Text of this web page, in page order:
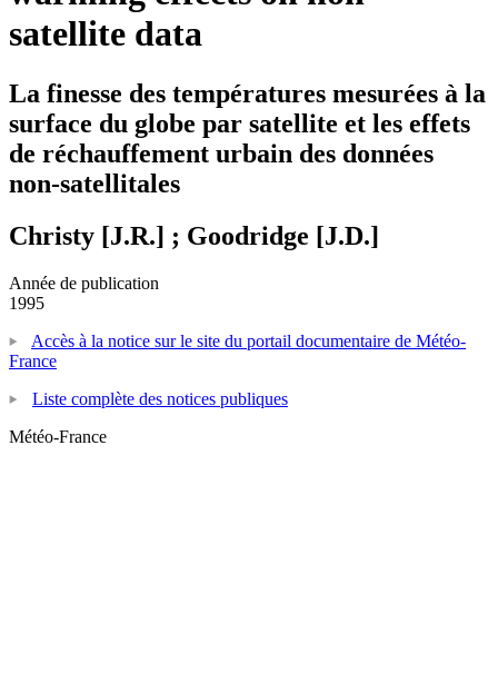
satellite data
La finesse des températures mesurées à la
surface du globe par satellite et les effets
de réchauffement urbain des données
non-satellitales
Christy [J.R.] ; Goodridge [J.D.]
Année de publication
1995
Accès à la notice sur le site du portail documentaire de Météo-
France
Liste complète des notices publiques
Météo-France